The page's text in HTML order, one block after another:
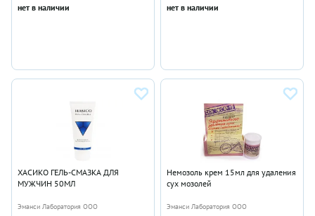
нет в наличии нет в наличии
ХАСИКО ГЕЛЬ-СМАЗКА ДЛЯ
МУЖЧИН 50МЛ
Эманси Лаборатория ООО
Немозоль крем 15мл для удаления
сух мозолей
Эманси Лаборатория ООО